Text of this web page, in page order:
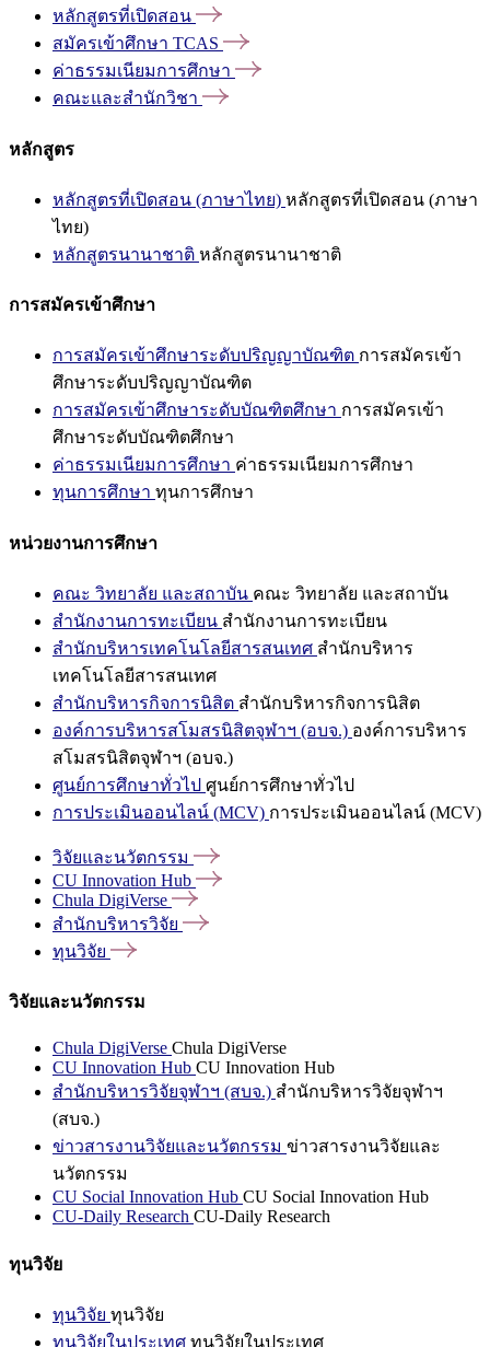
หลักสูตรที่เปิดสอน
สมัครเข้าศึกษา TCAS
ค่าธรรมเนียมการศึกษา
คณะและสำนักวิชา
หลักสูตร
หลักสูตรที่เปิดสอน (ภาษาไทย) หลักสูตรที่เปิดสอน (ภาษา
ไทย)
หลักสูตรนานาชาติ หลักสูตรนานาชาติ
การสมัครเข้าศึกษา
การสมัครเข้าศึกษาระดับปริญญาบัณฑิต การสมัครเข้า
ศึกษาระดับปริญญาบัณฑิต
การสมัครเข้าศึกษาระดับบัณฑิตศึกษา การสมัครเข้า
ศึกษาระดับบัณฑิตศึกษา
ค่าธรรมเนียมการศึกษา ค่าธรรมเนียมการศึกษา
ทุนการศึกษา ทุนการศึกษา
หน่วยงานการศึกษา
คณะ วิทยาลัย และสถาบัน คณะ วิทยาลัย และสถาบัน
สำนักงานการทะเบียน สำนักงานการทะเบียน
สำนักบริหารเทคโนโลยีสารสนเทศ สำนักบริหาร
เทคโนโลยีสารสนเทศ
สำนักบริหารกิจการนิสิต สำนักบริหารกิจการนิสิต
องค์การบริหารสโมสรนิสิตจุฬาฯ (อบจ.) องค์การบริหาร
สโมสรนิสิตจุฬาฯ (อบจ.)
ศูนย์การศึกษาทั่วไป ศูนย์การศึกษาทั่วไป
การประเมินออนไลน์ (MCV) การประเมินออนไลน์ (MCV)
วิจัยและนวัตกรรม
CU Innovation Hub
Chula DigiVerse
สำนักบริหารวิจัย
ทุนวิจัย
วิจัยและนวัตกรรม
Chula DigiVerse Chula DigiVerse
CU Innovation Hub CU Innovation Hub
สำนักบริหารวิจัยจุฬาฯ (สบจ.) สำนักบริหารวิจัยจุฬาฯ
(สบจ.)
ข่าวสารงานวิจัยและนวัตกรรม ข่าวสารงานวิจัยและ
นวัตกรรม
CU Social Innovation Hub CU Social Innovation Hub
CU-Daily Research CU-Daily Research
ทุนวิจัย
ทุนวิจัย ทุนวิจัย
ทุนวิจัยในประเทศ ทุนวิจัยในประเทศ